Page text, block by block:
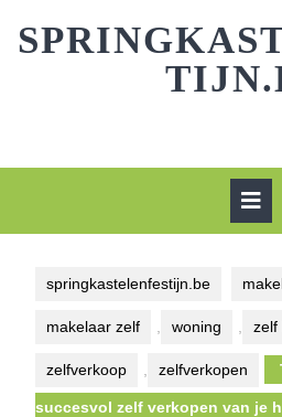
springkastelenfestijn.be
makelaar zelf woning zelf
zelfverkoop zelfverkopen
succesvol zelf verkopen van je